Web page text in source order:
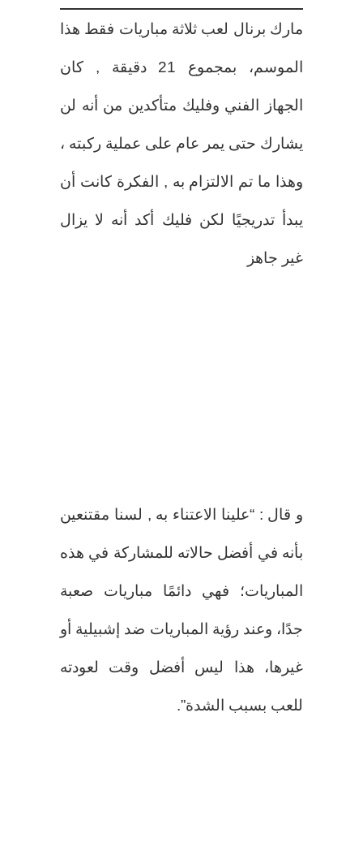
مارك برنال لعب ثلاثة مباريات فقط هذا
الموسم، بمجموع 21 دقيقة , كان
الجهاز الفني وفليك متأكدين من أنه لن
يشارك حتى يمر عام على عملية ركبته ،
وهذا ما تم الالتزام به , الفكرة كانت أن
يبدأ تدريجيًا لكن فليك أكد أنه لا يزال
غير جاهز
و قال : “علينا الاعتناء به , لسنا مقتنعين
بأنه في أفضل حالاته للمشاركة في هذه
المباريات؛ فهي دائمًا مباريات صعبة
جدًا، وعند رؤية المباريات ضد إشبيلية أو
غيرها، هذا ليس أفضل وقت لعودته
للعب بسبب الشدة”.